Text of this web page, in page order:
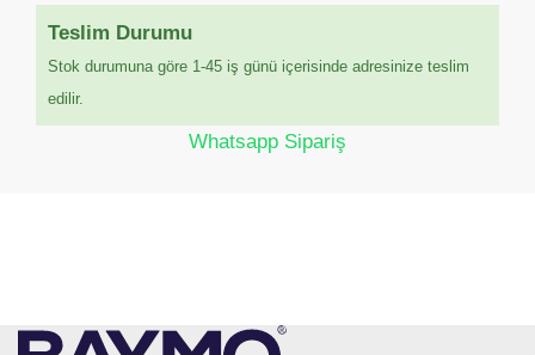
Teslim Durumu
Stok durumuna göre 1-45 iş günü içerisinde adresinize teslim
edilir.
Whatsapp Sipariş